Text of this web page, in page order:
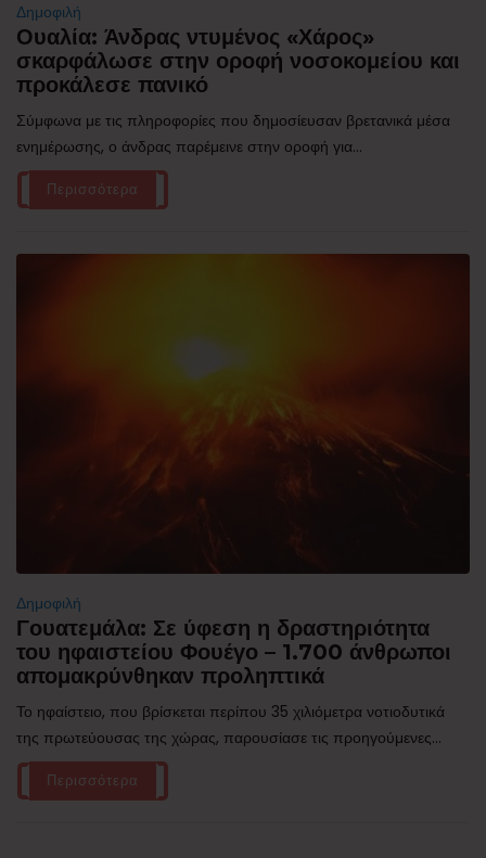
Δημοφιλή
Ουαλία: Άνδρας ντυμένος «Χάρος»
σκαρφάλωσε στην οροφή νοσοκομείου και
προκάλεσε πανικό
Σύμφωνα με τις πληροφορίες που δημοσίευσαν βρετανικά μέσα
ενημέρωσης, ο άνδρας παρέμεινε στην οροφή για...
Περισσότερα
Δημοφιλή
Γουατεμάλα: Σε ύφεση η δραστηριότητα
του ηφαιστείου Φουέγο – 1.700 άνθρωποι
απομακρύνθηκαν προληπτικά
Το ηφαίστειο, που βρίσκεται περίπου 35 χιλιόμετρα νοτιοδυτικά
της πρωτεύουσας της χώρας, παρουσίασε τις προηγούμενες...
Περισσότερα